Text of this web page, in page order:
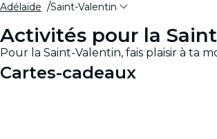
Adélaïde Saint-Valentin
Activités pour la
Pour la Saint-Valentin, fais plaisir à ta
Cartes-cadeaux